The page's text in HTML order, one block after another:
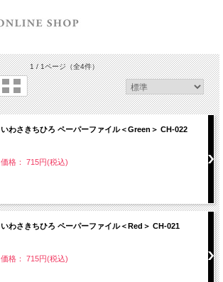
1 / 1ページ（全4件）
いわさきちひろ ペーパーファイル＜Green＞ CH-022
価格： 715円(税込)
いわさきちひろ ペーパーファイル＜Red＞ CH-021
価格： 715円(税込)